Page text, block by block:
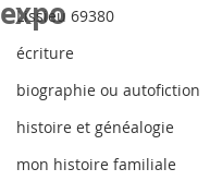
Lissieu 69380
écriture
biographie ou autofiction
histoire et généalogie
mon histoire familiale
expo